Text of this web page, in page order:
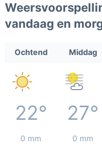
vandaag en
Ochtend Middag
22° 27°
0 mm 0 mm